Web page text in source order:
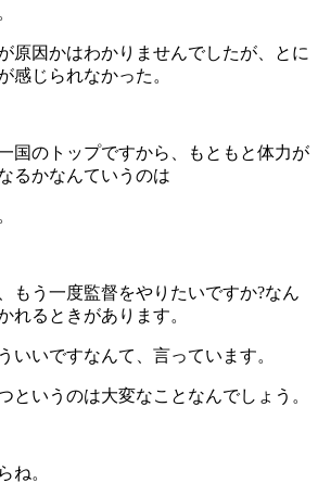
原因かはわかりませんでしたが、とに
感じられなかった。
国のトップですから、もともと体力が
るかなんていうのは
もう一度監督をやりたいですか?なん
れるときがあります。
いいですなんて、言っています。
というのは大変なことなんでしょう。
ね。